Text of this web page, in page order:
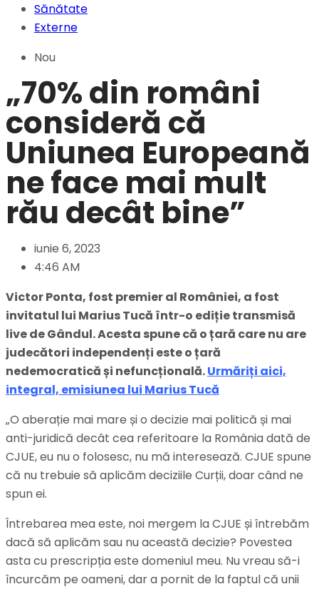
Sănătate
Externe
Nou
„70% din români
consideră că
Uniunea Europeană
ne face mai mult
rău decât bine”
iunie 6, 2023
4:46 AM
Victor Ponta, fost premier al României, a fost
invitatul lui Marius Tucă într-o ediție transmisă
live de Gândul. Acesta spune că o țară care nu are
judecători independenți este o țară
nedemocratică și nefuncțională.Urmăriți aici,
integral, emisiunea lui Marius Tucă
„O aberație mai mare șio decizie mai politică și mai
anti-juridică decât cea referitoare la Româniadată de
CJUE, eu nu o folosesc, nu mă interesează. CJUE spune
că nu trebuie să aplicămdeciziile Curții, doar când ne
spun ei.
Întrebarea mea este, noi mergem la CJUE și întrebăm
dacă să aplicăm sau nu această decizie? Povestea
astacu prescripția este domeniul meu. Nuvreausă-i
încurcăm pe oameni,dara pornit de la faptulcă unii